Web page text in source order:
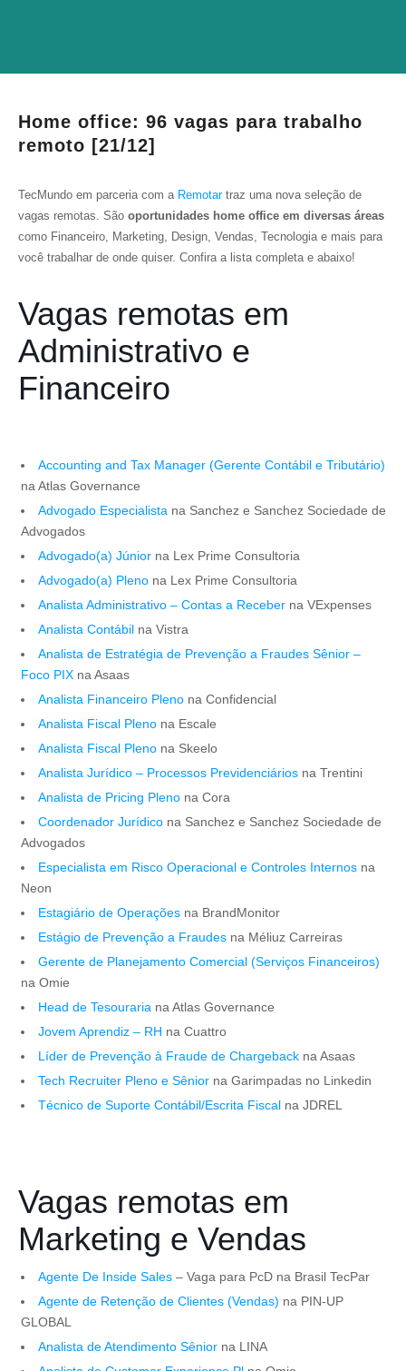
Home office: 96 vagas para trabalho
remoto [21/12]
TecMundo em parceria com a Remotar traz uma nova seleção de
vagas remotas. São oportunidades home office em diversas áreas
como Financeiro, Marketing, Design, Vendas, Tecnologia e mais para
você trabalhar de onde quiser. Confira a lista completa e abaixo!
Vagas remotas em
Administrativo e
Financeiro
Accounting and Tax Manager (Gerente Contábil e Tributário)
na Atlas Governance
Advogado Especialista na Sanchez e Sanchez Sociedade de
Advogados
Advogado(a) Júnior na Lex Prime Consultoria
Advogado(a) Pleno na Lex Prime Consultoria
Analista Administrativo – Contas a Receber na VExpenses
Analista Contábil na Vistra
Analista de Estratégia de Prevenção a Fraudes Sênior –
Foco PIX na Asaas
Analista Financeiro Pleno na Confidencial
Analista Fiscal Pleno na Escale
Analista Fiscal Pleno na Skeelo
Analista Jurídico – Processos Previdenciários na Trentini
Analista de Pricing Pleno na Cora
Coordenador Jurídico na Sanchez e Sanchez Sociedade de
Advogados
Especialista em Risco Operacional e Controles Internos na
Neon
Estagiário de Operações na BrandMonitor
Estágio de Prevenção a Fraudes na Méliuz Carreiras
Gerente de Planejamento Comercial (Serviços Financeiros)
na Omie
Head de Tesouraria na Atlas Governance
Jovem Aprendiz – RH na Cuattro
Líder de Prevenção à Fraude de Chargeback na Asaas
Tech Recruiter Pleno e Sênior na Garimpadas no Linkedin
Técnico de Suporte Contábil/Escrita Fiscal na JDREL
Vagas remotas em
Marketing e Vendas
Agente De Inside Sales – Vaga para PcD na Brasil TecPar
Agente de Retenção de Clientes (Vendas) na PIN-UP
GLOBAL
Analista de Atendimento Sênior na LINA